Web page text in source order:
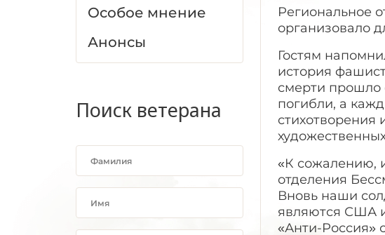
Особое мнение
Анонсы
Поиск ветерана
Региональное
организовало
Гостям
история
смерти прошло
погибли, а
стихотворения
«К сожалению,
отделения
Вновь наши
являются США
«Анти-Россия»